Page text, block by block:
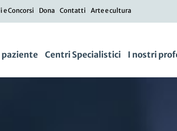
e Concorsi Dona Contatti Arte e cultura
paziente Centri Specialistici I nostri